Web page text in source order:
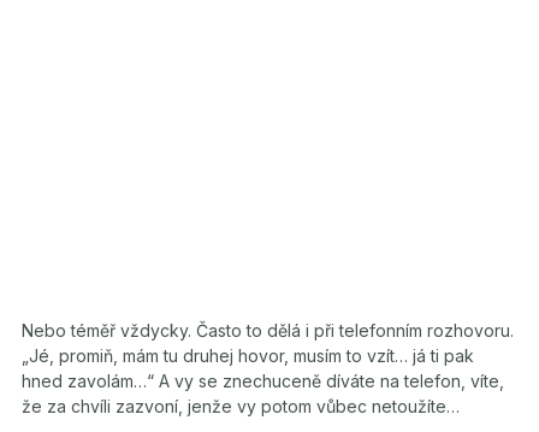
Nebo téměř vždycky. Často to dělá i při telefonním rozhovoru.
„Jé, promiň, mám tu druhej hovor, musím to vzít… já ti pak
hned zavolám…“ A vy se znechuceně díváte na telefon, víte,
že za chvíli zazvoní, jenže vy potom vůbec netoužíte…